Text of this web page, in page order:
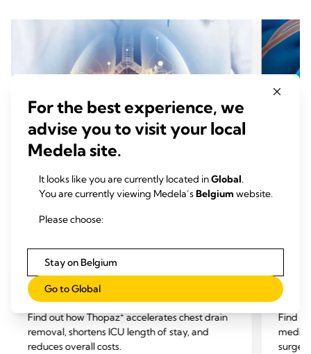
THORAXDRAINAGE LONGEN
CARDIOTHORACALE DRAINAGE
Thopaz+ digital chest drainage and
monitoring system* for use after
thoracic surgery and interventions
Find out how Thopaz+accelerates chest drain
removal, shortens ICU length of stay, and
reduces overall costs.
Find
For the best experience, we
advise you to visit your local
Medela site.
It looks like you are currently located inGlobal.
You are currently viewing Medela’sBelgium website.
Please choose:
Stay on Belgium
Go to Global